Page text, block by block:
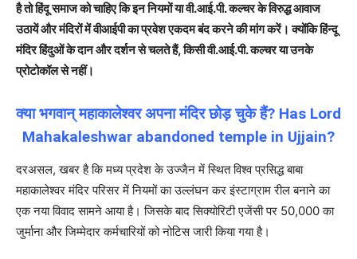
है तो हिंदू समाज को चाहिए कि इन नियमों या वी.आई.पी. कल्चर के विरुद्ध आवाज
उठायें और मंदिरों में वीआईपी का प्रवेश एकदम बंद करने की मांग करें। क्योंकि हिंन्दू
मंदिर हिंदुओं के दान और दर्शन से चलते हैं, किसी वी.आई.पी. कल्चर या उनके
प्रोटोकॉल से नहीं।
क्या भगवान् महाकालेश्वर अपना मंदिर छोड़ चुके हैं? Has Lord
Mahakaleshwar abandoned temple in Ujjain?
दरअसल, खबर है कि मध्य प्रदेश के उज्जैन में स्थित विश्व प्रसिद्ध बाबा
महाकालेश्वर मंदिर परिसर में नियमों का उल्लंघन कर इंस्टाग्राम रील बनाने का
एक नया विवाद सामने आया है। जिसके बाद सिक्योरिटी एजेंसी पर 50,000 का
जुर्माना और जिम्मेदार कर्मचारियों को नोटिस जारी किया गया है।